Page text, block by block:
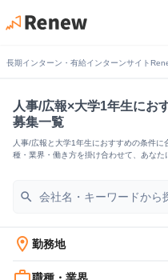
長期インターン・有給インターンサイト
人事/広報×大学1年生にお
募集一覧
人事/広報と大学1年生におすすめの条件
種・業界・働き方を掛け合わせて、あなた
search
location_on 勤務地
職種・業界